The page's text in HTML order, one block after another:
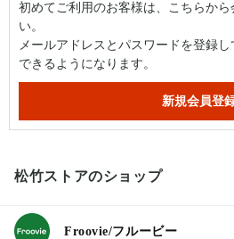
初めてご利用のお客様は、こちらから
い。
メールアドレスとパスワードを登録
できるようになります。
松竹ストアのショップ
Froovie/フルービー